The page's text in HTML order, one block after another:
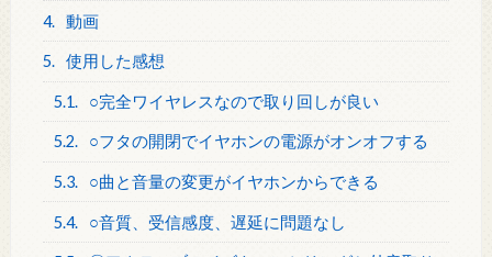
4. 動画
5. 使用した感想
5.1. ○完全ワイヤレスなので取り回しが良い
5.2. ○フタの開閉でイヤホンの電源がオンオフする
5.3. ○曲と音量の変更がイヤホンからできる
5.4. ○音質、受信感度、遅延に問題なし